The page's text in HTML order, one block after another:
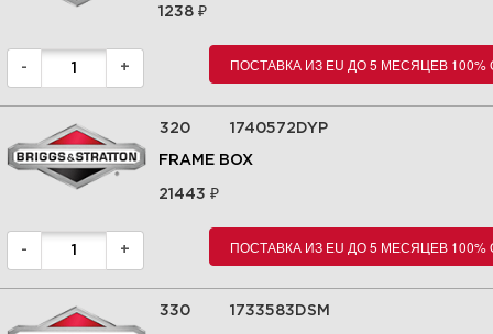
1238₽
- + ПОСТАВКА ИЗ EU ДО 5 МЕСЯЦЕВ
320 1740572DYP
FRAME BOX
21443₽
- + ПОСТАВКА ИЗ EU ДО 5 МЕСЯЦЕВ
330 1733583DSM